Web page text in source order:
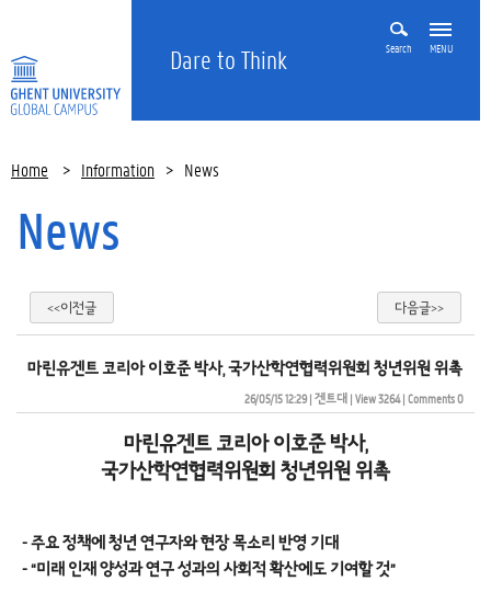
Dare to Think Search MENU
Home > Information > News
News
<<이전글 다음글>>
마린유겐트 코리아 이호준 박사, 국가산학연협력위원회 청년위원 위촉
26/05/15 12:29| 겐트대| View 3264| Comments 0
마린유겐트 코리아 이호준 박사,
국가산학연협력위원회 청년위원 위촉
- 주요 정책에 청년 연구자와 현장 목소리 반영 기대
- “미래 인재 양성과 연구 성과의 사회적 확산에도 기여할 것”